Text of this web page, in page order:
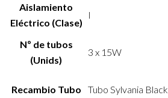
Aislamiento
Eléctrico (Clase)
I
Nº de tubos
(Unids)
3 x 15W
Recambio Tubo
Tubo Sylvania